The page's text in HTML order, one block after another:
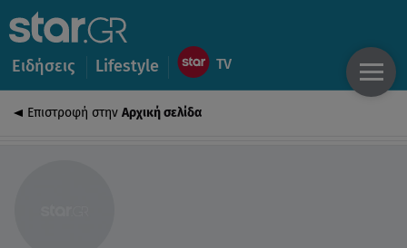
Ειδήσεις Lifestyle
Επιστροφή στην Αρχική σελίδα